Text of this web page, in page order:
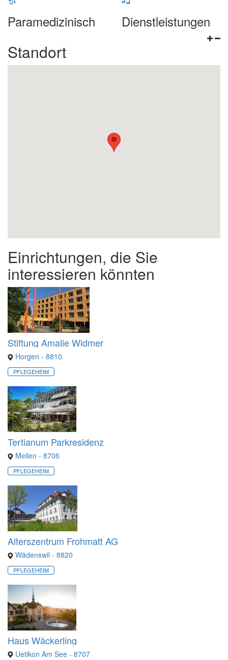
Paramedizinisch Dienstleistungen
Standort
Einrichtungen, die Sie
interessieren könnten
Stiftung Amalie Widmer
Horgen - 8810
PFLEGEHEIM
Tertianum Parkresidenz
Meilen - 8706
PFLEGEHEIM
Alterszentrum Frohmatt AG
Wädenswil - 8820
PFLEGEHEIM
Haus Wäckerling
Uetikon Am See - 8707